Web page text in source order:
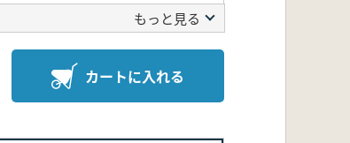
もっと見る
カートに入れる